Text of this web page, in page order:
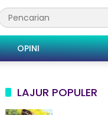
OPINI
LAJUR POPULER